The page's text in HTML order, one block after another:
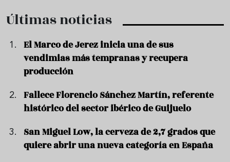
Últimas noticias
El Marco de Jerez inicia una de sus
vendimias más tempranas y recupera
producción
Fallece Florencio Sánchez Martín, referente
histórico del sector ibérico de Guijuelo
San Miguel Low, la cerveza de 2,7 grados que
quiere abrir una nueva categoría en España